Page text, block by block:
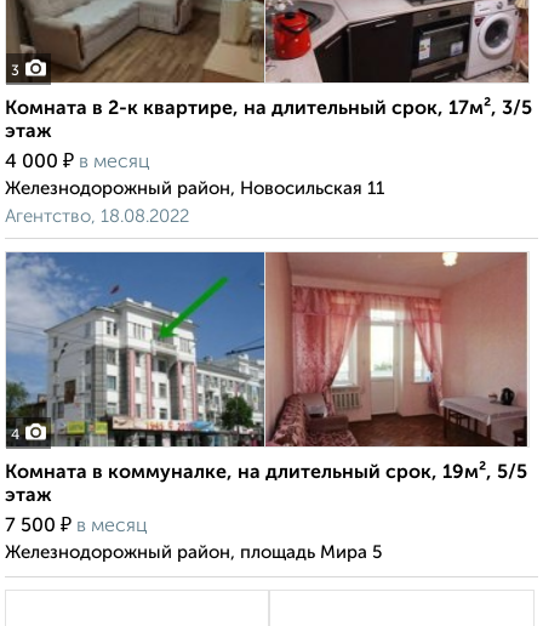
3
Комната в 2-к квартире, на длительный срок, 17м², 3/5
этаж
4 000 ₽ в месяц
Железнодорожный район, Новосильская 11
Агентство, 18.08.2022
4
Комната в коммуналке, на длительный срок, 19м², 5/5
этаж
7 500 ₽ в месяц
Железнодорожный район, площадь Мира 5